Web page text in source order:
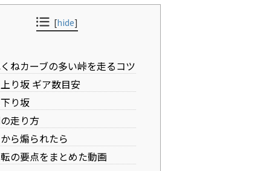
[hide]
ねカーブの多い峠を走るコツ
り坂 ギア数目安
り坂
走り方
ら煽られたら
の要点をまとめた動画